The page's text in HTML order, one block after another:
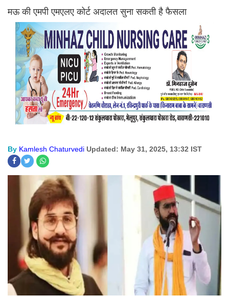
मऊ की एमपी एमएलए कोर्ट अदालत सुना सकती है फैसला
By Kamlesh Chaturvedi Updated: May 31, 2025, 13:32 IST